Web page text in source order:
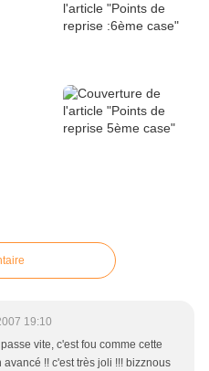
19:10
vite, c'est fou comme cette
!! c'est très joli !!! bizznous